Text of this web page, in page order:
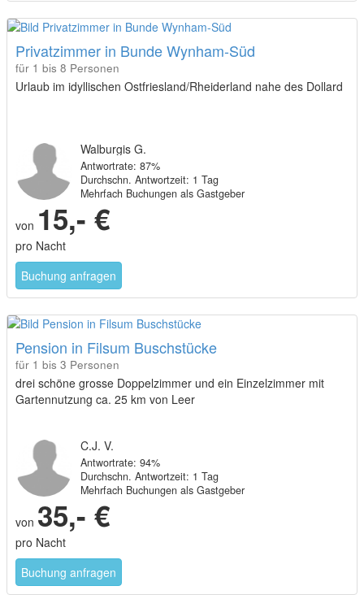
Privatzimmer in Bunde Wynham-Süd
für 1 bis 8 Personen
Urlaub im idyllischen Ostfriesland/Rheiderland nahe des Dollard
Walburgis G.
Antwortrate: 87%
Durchschn. Antwortzeit: 1 Tag
Mehrfach Buchungen als Gastgeber
von 15,- €
pro Nacht
Buchung anfragen
Pension in Filsum Buschstücke
für 1 bis 3 Personen
drei schöne grosse Doppelzimmer und ein Einzelzimmer mit
Gartennutzung ca. 25 km von Leer
C.J. V.
Antwortrate: 94%
Durchschn. Antwortzeit: 1 Tag
Mehrfach Buchungen als Gastgeber
von 35,- €
pro Nacht
Buchung anfragen